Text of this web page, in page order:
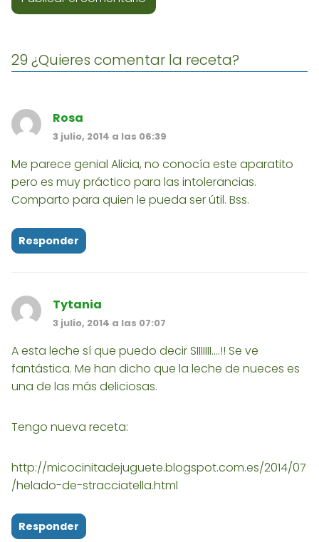
29 ¿Quieres comentar la receta?
Rosa
3 julio, 2014 a las 06:39
Me parece genial Alicia, no conocía este aparatito
pero es muy práctico para las intolerancias.
Comparto para quien le pueda ser útil. Bss.
Responder
Tytania
3 julio, 2014 a las 07:07
A esta leche sí que puedo decir SIIIIIII....!! Se ve
fantástica. Me han dicho que la leche de nueces es
una de las más deliciosas.
Tengo nueva receta:
http://micocinitadejuguete.blogspot.com.es/2014/07
/helado-de-stracciatella.html
Responder